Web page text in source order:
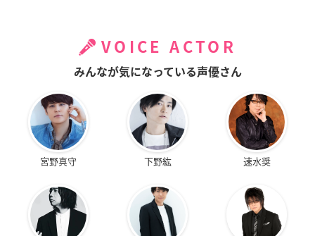
VOICE ACTOR
みんなが気になっている声優さん
宮野真守 下野紘 速水奨